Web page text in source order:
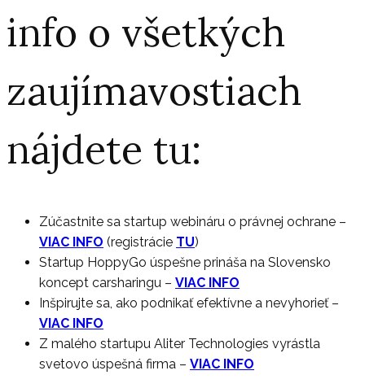
info o všetkých
zaujímavostiach
nájdete tu:
Zúčastnite sa startup webináru o právnej ochrane –
VIAC INFO (registrácie TU)
Startup HoppyGo úspešne prináša na Slovensko
koncept carsharingu – VIAC INFO
Inšpirujte sa, ako podnikať efektívne a nevyhorieť–
VIAC INFO
Z malého startupu Aliter Technologies vyrástla
svetovo úspešná firma – VIAC INFO